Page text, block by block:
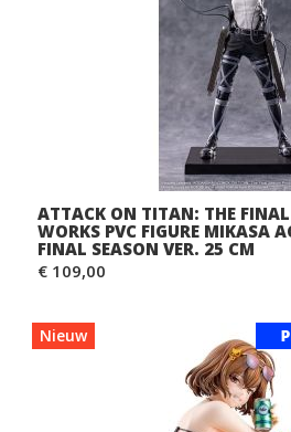
ATTACK ON TITAN: THE FINAL
WORKS PVC FIGURE MIKASA
FINAL SEASON VER. 25 CM
€ 109,00
Nieuw